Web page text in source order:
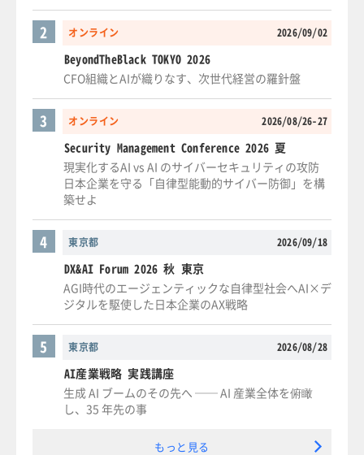
オンライン 2026/09/02
2
BeyondTheBlack TOKYO 2026
CFO組織とAIが織りなす、次世代経営の羅針盤
オンライン 2026/08/26-27
3
Security Management Conference 2026 夏
現実化するAI vs AI のサイバーセキュリティの攻防
日本企業を守る「自律型能動的サイバー防御」を構
築せよ
東京都 2026/09/18
4
DX&AI Forum 2026 秋 東京
AGI時代のエージェンティックな自律型社会へAI×デ
ジタルを駆使した日本企業のAX戦略
東京都 2026/08/28
5
AI産業戦略 実践講座
生成 AI ブームのその先へ ── AI 産業全体を俯瞰
し、35 年先の事
もっと見る